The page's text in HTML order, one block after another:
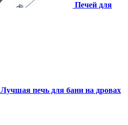
Печей для
Лучшая печь для бани на дровах